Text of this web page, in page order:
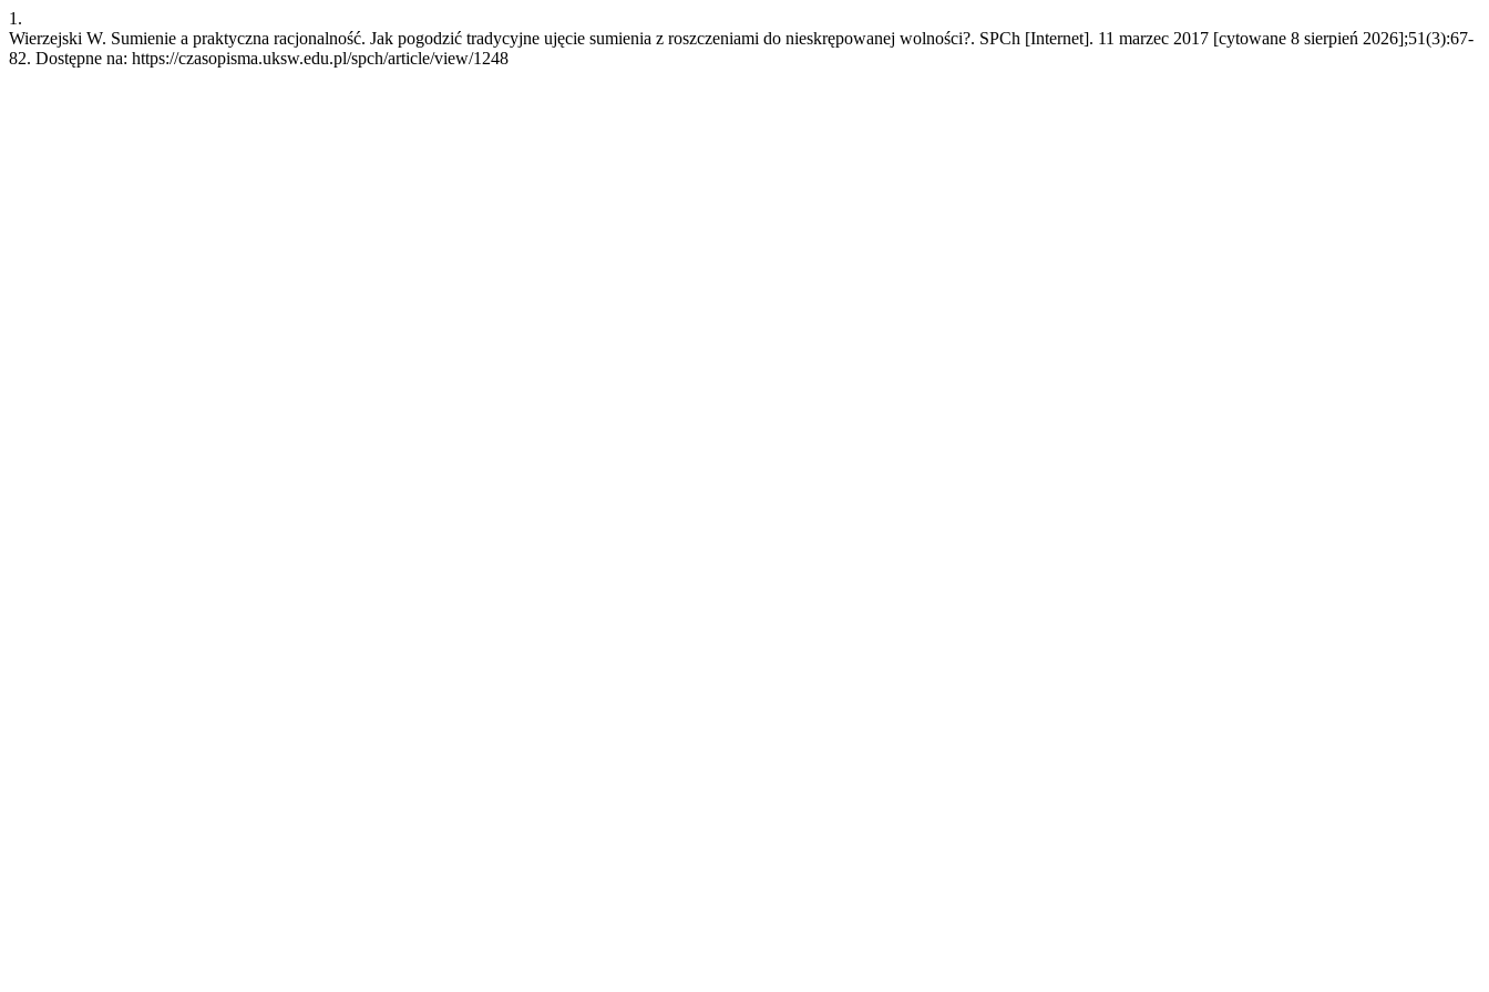
1.
Wierzejski W. Sumienie a praktyczna racjonalność. Jak pogodzić tradycyjne ujęcie sumienia z roszczeniami do nieskrępowanej wolności?. SPCh [Internet]. 11 marzec 2017 [cytowane 8 sierpień 2026];51(3):67-
82. Dostępne na: https://czasopisma.uksw.edu.pl/spch/article/view/1248